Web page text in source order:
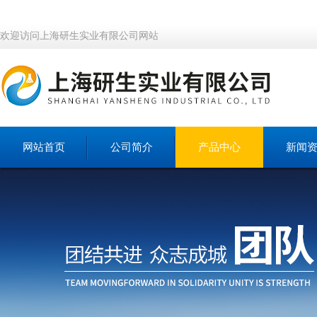
欢迎访问上海研生实业有限公司网站
网站首页 公司简介 产品中心 新闻